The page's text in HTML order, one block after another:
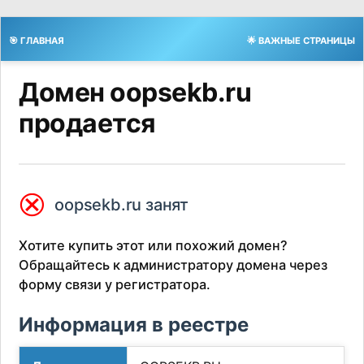
🎯 ГЛАВНАЯ 🌟 ВАЖНЫЕ СТРАНИЦЫ
Домен oopsekb.ru
продается
⮿ oopsekb.ru занят
Хотите купить этот или похожий домен?
Обращайтесь к администратору домена через
форму связи у регистратора.
Информация в реестре